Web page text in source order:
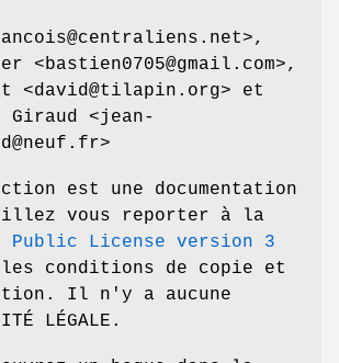
<bastien0705@gmail.com>,
<david@tilapin.org> et
Giraud <jean-
est une documentation
vous reporter à la
Public License version 3
les conditions de copie et
Il n'y a aucune
LÉGALE.